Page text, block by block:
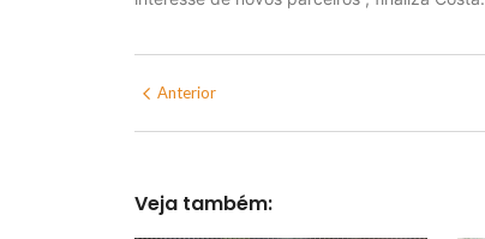
Anterior
Veja também: